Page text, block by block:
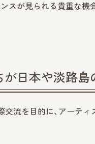
スが見られる貴重な機
日本や淡路島
交流を目的に、アーテ